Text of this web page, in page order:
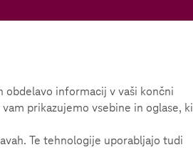
obdelavo informacij v vaši končni
prikazujemo vsebine in oglase, ki
Te tehnologije uporabljajo tudi